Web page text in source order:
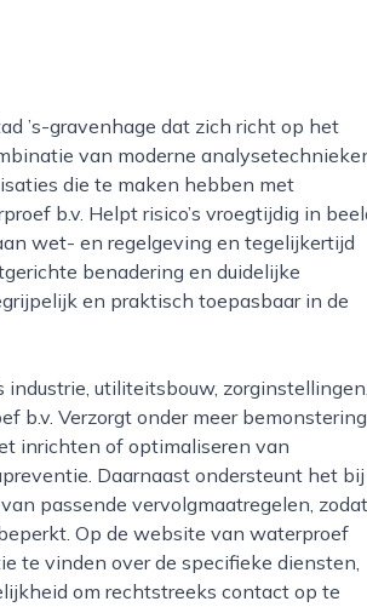
van moderne
die te maken hebben met
b.v. Helpt risico’s vroegtijdig in
wet- en regelgeving en tegelijkertijd
benadering en duidelijke
en praktisch toepasbaar in de
b.v. Verzorgt onder meer
inrichten of optimaliseren van
Daarnaast ondersteunt het bij
passende vervolgmaatregelen, zodat
Op de website van waterproef
te vinden over de specifieke diensten,
om rechtstreeks contact op te